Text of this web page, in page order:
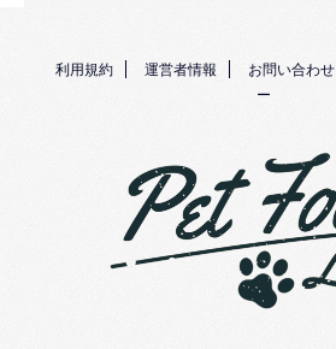
利用規約 運営者情報 お問い合わせ
ー